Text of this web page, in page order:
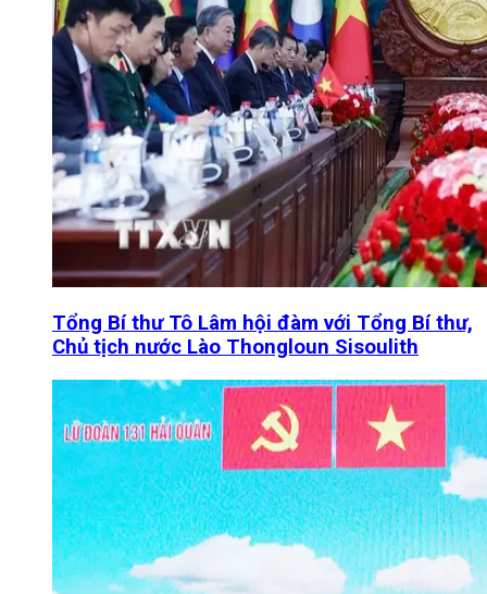
Tổng Bí thư Tô Lâm hội đàm với Tổng Bí thư,
Chủ tịch nước Lào Thongloun Sisoulith